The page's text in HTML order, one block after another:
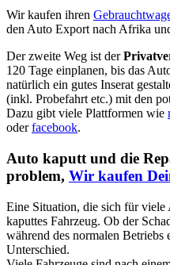
Wir kaufen ihren
den Auto Export nach Afrika
Der zweite Weg ist der
120 Tage einplanen, bis das
natürlich ein gutes Inserat
(inkl. Probefahrt etc.) mit den
Dazu gibt viele Plattformen wie
oderfacebook.
Auto kaputt und die
problem, Wir kaufen
Eine Situation, die sich für
kaputtes Fahrzeug. Ob der
während des normalen Betriebs
Unterschied.